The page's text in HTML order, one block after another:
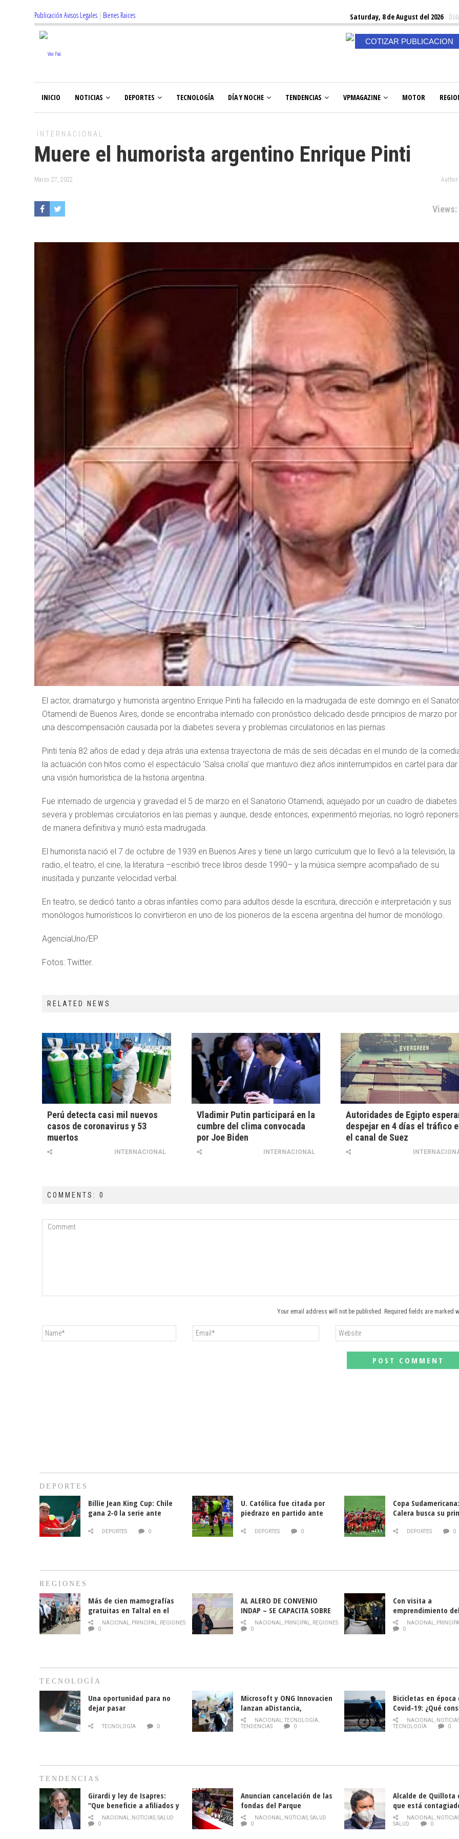
Publicación Avisos Legales | Bienes Raices Saturday, 8 de August del 2026
COTIZAR PUBLICACION
INICIO NOTICIAS DEPORTES TECNOLOGÍA DÍA Y NOCHE TENDENCIAS VPMAGAZINE MOTOR
INTERNACIONAL
Muere el humorista argentino Enrique Pinti
Marzo 27, 2022
Views:
El actor, dramaturgo y humorista argentino Enrique Pinti ha fallecido en la madrugada de este domingo en el
Otamendi de Buenos Aires, donde se encontraba internado con pronóstico delicado desde principios de marzo por
una descompensación causada por la diabetes severa y problemas circulatorios en las piernas.
Pinti tenía 82 años de edad y deja atrás una extensa trayectoria de más de seis décadas en el mundo de la
la actuación con hitos como el espectáculo ‘Salsa criolla’ que mantuvo diez años ininterrumpidos en cartel para dar
una visión humorística de la historia argentina.
Fue internado de urgencia y gravedad el 5 de marzo en el Sanatorio Otamendi, aquejado por un cuadro de diabetes
severa y problemas circulatorios en las piernas y aunque, desde entonces, experimentó mejorías, no logró
de manera definitiva y murió esta madrugada.
El humorista nació el 7 de octubre de 1939 en Buenos Aires y tiene un largo currículum que lo llevó a la televisión, la
radio, el teatro, el cine, la literatura –escribió trece libros desde 1990– y la música siempre acompañado de su
inusitada y punzante velocidad verbal.
En teatro, se dedicó tanto a obras infantiles como para adultos desde la escritura, dirección e interpretación y sus
monólogos humorísticos lo convirtieron en uno de los pioneros de la escena argentina del humor de monólogo.
AgenciaUno/EP
Fotos: Twitter.
RELATED NEWS
Perú detecta casi mil nuevos
casos de coronavirus y 53
muertos
INTERNACIONAL
Vladimir Putin participará en la
cumbre del clima convocada
por Joe Biden
INTERNACIONAL
Autoridades de Egipto
despejar en 4 días el tráfico
el canal de Suez
COMMENTS: 0
Your email address will not be published. Required fields are marked
DEPORTES
Billie Jean King Cup: Chile
gana 2-0 la serie ante
DEPORTES 0
U. Católica fue citada por
piedrazo en partido ante
DEPORTES 0
Copa
Calera busca su
DEPORTES 0
REGIONES
Más de cien mamografías
gratuitas en Taltal en el
mes de la prevención del
cáncer de mama
NACIONAL, PRINCIPAL, REGIONES
0
AL ALERO DE CONVENIO
INDAP – SE CAPACITA SOBRE
PLAGA DROSOPHILA SUZUKII
NACIONAL, PRINCIPAL, REGIONES
0
Con visita a
emprendimiento
y llamado al
historia campesina
NACIONAL,
0
TECNOLOGÍA
Una oportunidad para no
dejar pasar
TECNOLOGÍA 0
Microsoft y ONG Innovacien
lanzan aDistancia,
plataforma con cursos
gratuitos online sobre
NACIONAL,TECNOLOGÍA,
TENDENCIAS
0
Bicicletas en época
Covid-19: ¿Qué
momento de
NACIONAL,
TECNOLOGÍA
0
TENDENCIAS
Girardi y ley de Isapres:
“Que beneficie a afiliados y
no legalice el abuso”
NACIONAL, NOTICIAS,SALUD
0
Anuncian cancelación de las
fondas del Parque
O’Higgins debido al
coronavirus
NACIONAL, NOTICIAS,SALUD
0
Alcalde de Quillota
que está
COVID-19
NACIONAL,
SALUD
0